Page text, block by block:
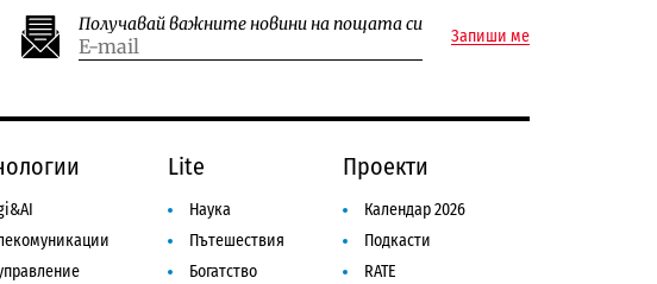
Получавай важните новини на пощата си
Запиши ме
Lite
Наука
Пътешествия
Богатство
Проекти
Календар 2026
Подкасти
RATE